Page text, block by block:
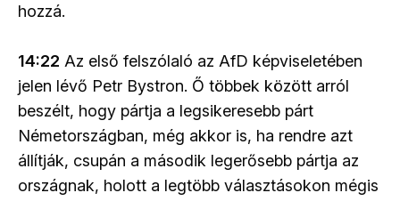
hozzá.
14:22 Az első felszólaló az AfD képviseletében
jelen lévő Petr Bystron. Ő többek között arról
beszélt, hogy pártja a legsikeresebb párt
Németországban, még akkor is, ha rendre azt
állítják, csupán a második legerősebb pártja az
országnak, holott a legtöbb választásokon mégis